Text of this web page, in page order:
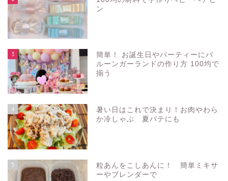
ン
3
簡単！ お誕生日やパーティーにバ
ルーンガーランドの作り方 100均で
揃う
4
暑い日はこれで決まり！お肉やわら
か冷しゃぶ 夏バテにも
5
粒あんをこしあんに！ 簡単ミキサ
ーやブレンダーで